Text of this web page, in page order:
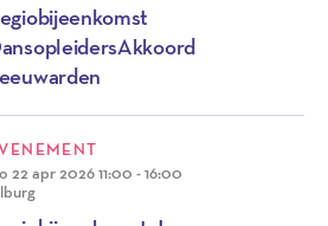
22 apr 202611:00 - 16:00